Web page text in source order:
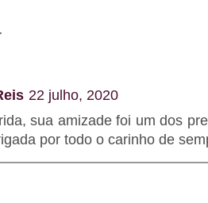
22 julho, 2020
sua amizade foi um dos
por todo o carinho de